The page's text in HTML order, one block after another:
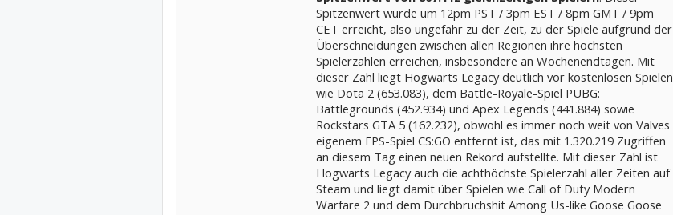
Spitzenwert wurde um 12pm PST / 3pm EST / 8pm GMT / 9pm
CET erreicht, also ungefähr zu der Zeit, zu der Spiele aufgrund der
Überschneidungen zwischen allen Regionen ihre höchsten
Spielerzahlen erreichen, insbesondere an Wochenendtagen. Mit
dieser Zahl liegt Hogwarts Legacy deutlich vor kostenlosen Spielen
wie Dota 2 (653.083), dem Battle-Royale-Spiel PUBG:
Battlegrounds (452.934) und Apex Legends (441.884) sowie
Rockstars GTA 5 (162.232), obwohl es immer noch weit von Valves
eigenem FPS-Spiel CS:GO entfernt ist, das mit 1.320.219 Zugriffen
an diesem Tag einen neuen Rekord aufstellte. Mit dieser Zahl ist
Hogwarts Legacy auch die achthöchste Spielerzahl aller Zeiten auf
Steam und liegt damit über Spielen wie Call of Duty Modern
Warfare 2 und dem Durchbruchshit Among Us-like Goose Goose